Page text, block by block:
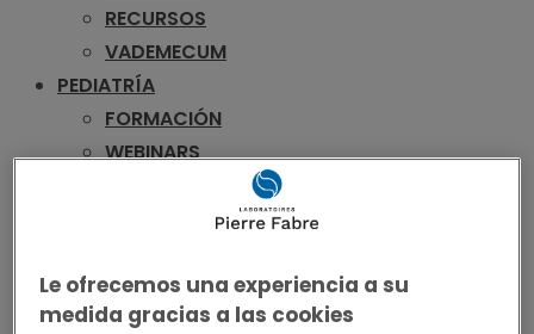
RECURSOS
VADEMECUM
PEDIATRÍA
FORMACIÓN
WEBINARS
VADEMECUM
FORMACIÓN
PUBLICACIONES
Le ofrecemos una experiencia a su
medida gracias a las cookies